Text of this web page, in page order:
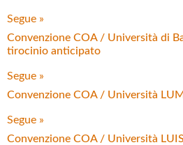
Segue »
Convenzione COA / Università di
tirocinio anticipato
Segue »
Convenzione COA / Università
Segue »
Convenzione COA / Università